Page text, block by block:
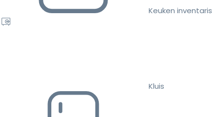
Keuken inventaris
Kluis